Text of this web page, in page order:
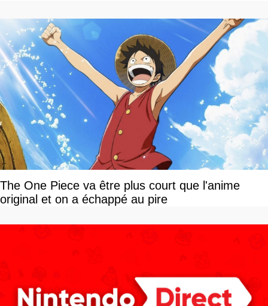
The One Piece va être plus court que l'anime
original et on a échappé au pire